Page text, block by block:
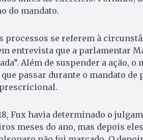
do mandato.
processos se referem à
entrevista que a parlamentar
Além de suspender a ação,
passar durante o mandato
Fux havia determinado o
meses do ano, mas depois